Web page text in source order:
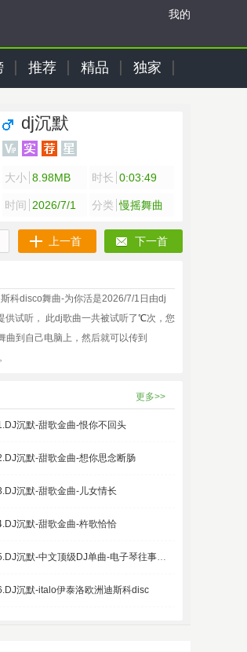
我的
推荐 精品 独家
dj沉默
大小 8.98MB 时长 0:03:49
时间 2026/7/1 分类 慢摇舞曲
上一首 下一首
科disco舞曲-为你活是2026/7/1日由dj
供试听， 此dj歌曲一共被试听了℃次，您
曲到自己电脑上，然后就可以传到
更多>>
沉默-甜歌金曲-恨你不回头
沉默-甜歌金曲-想你思念断肠
沉默-甜歌金曲-儿女情长
沉默-甜歌金曲-杵歌恰恰
沉默-中文顶级DJ单曲-电子琴往事只能回
沉默-italo伊泰洛欧洲迪斯科disc